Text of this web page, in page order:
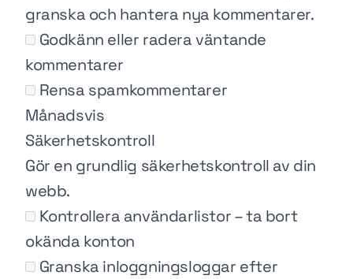
granska och hantera nya kommentarer.
Godkänn eller radera väntande
kommentarer
Rensa spamkommentarer
Månadsvis
Säkerhetskontroll
Gör en grundlig säkerhetskontroll av din
webb.
Kontrollera användarlistor – ta bort
okända konton
Granska inloggningsloggar efter